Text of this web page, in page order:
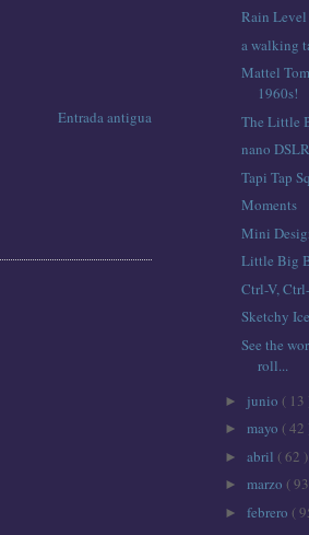
Entrada antigua
Rain Level
a walking
Mattel
1960s!
The Little
nano
Tapi Tap
Moments
Mini
Little Big
Ctrl-V,
Sketchy
See the
roll...
► junio ( 13
► mayo ( 42
► abril ( 62 )
► marzo (
► febrero (